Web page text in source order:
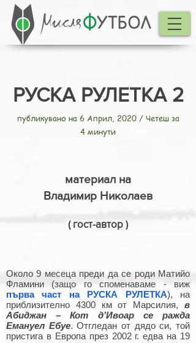
РУСКА РУЛЕТКА 2
публикувано на 6 Април, 2020 / Четеш за
4 минути
материал на
Владимир Николаев
( гост-автор )
Около 9 месеца преди да се роди Матийо
Фламини (защо го споменаваме - виж
първа част на РУСКА РУЛЕТКА), на
приблизително 4300 км от Марсилия, в
Абиджан – Кот д’Ивоар се ражда
Емануел Ебуе. Отгледан от дядо си, той
пристига в Европа през 2002 г. едва на 19